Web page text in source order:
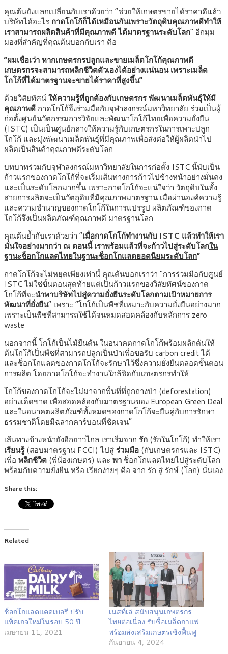
คุณต้นยังแลกเปลี่ยนกับเราด้วยว่า “ช่วยให้เกษตรขายได้ราคาดีแล้ว
บริษัทได้อะไร กาดโกโก้ก็ได้เหมือนกันเพราะวัตถุดิบคุณภาพดีทำให้
เราสามารถผลิตสินค้าที่มีคุณภาพดีได้มาตรฐานระดับโลก” อีกมุม
มองที่สำคัญที่คุณต้นบอกกับเรา คือ
“ผมเชื่อเว่า หากเกษตรกรปลูกและขายเมล็ดโกโก้คุณภาพดี
เกษตรกรจะสามารถพลิกชีวิตตัวเองได้อย่างแน่นอน เพราะเมล็ด
โกโก้ที่ได้มาตรฐานจะขายได้ราคาที่สูงขึ้น”
ด้วยวิสัยทัศน์ให้ความรู้ที่ถูกต้องกับเกษตรกรพัฒนาเมล็ดพันธุ์ให้มี
คุณภาพดี กาดโกโก้จึงร่วมมือกับจุฬาลงกรณ์มหาวิทยาลัย ร่วมเป็นผู้
ก่อตั้งศูนย์นวัตกรรมการวิจัยและพัฒนาโกโก้ไทยเพื่อความยั่งยืน
(ISTC) เป็นเป็นศูนย์กลางให้ความรู้กับเกษตรกรในการเพาะปลูก
โกโก้ และมุ่งพัฒนาเมล็ดพันธุ์ที่มีคุณภาพเพื่อส่งต่อให้ผู้ผลิตนำไป
ผลิตเป็นสินค้าคุณภาพดีระดับโลก
บทบาทร่วมกับจุฬาลงกรณ์มหาวิทยาลัยในการก่อตั้ง ISTC นี้นับเป็น
ก้าวแรกของกาดโกโก้ที่จะเริ่มเส้นทางการก้าวไปข้างหน้าอย่างมั่นคง
และเป็นระดับโลกมากขึ้น เพราะกาดโกโก้จะแน่ใจว่า วัตถุดิบในทั้ง
สายการผลิตจะเป็นวัตถุดิบที่มีคุณภาพมาตรฐาน เมื่อผ่านองค์ความรู้
และความชำนาญของกาดโกโก้ในการแปรรูป ผลิตภัณฑ์ของกาด
โกโก้จึงเป็นผลิตภัณฑ์คุณภาพดี มาตรฐานโลก
คุณต้นย้ำกับเราด้วยว่า “เมื่อกาดโกโก้ทำงานกับ ISTC แล้วทำให้เรา
มั่นใจอย่างมากว่า ณ ตอนนี้ เราพร้อมแล้วที่จะก้าวไปสู่ระดับโลกใน
ฐานะช็อกโกแลตไทยในฐานะช็อกโกแลตยอดนิยมระดับโลก”
กาดโกโก้จะไม่หยุดเพียงเท่านี้ คุณต้นบอกเราว่า “การร่วมมือกับศูนย์
ISTC ไม่ใช่ขั้นตอนสุดท้ายแต่เป็นก้าวแรกของวิสัยทัศน์ของกาด
โกโก้ที่จะนำพาบริษัทไปสู่ความยั่งยืนระดับโลกตามเป้าหมายการ
พัฒนาที่ยั่งยืน” เพราะ “โกโก้เป็นพืชที่เหมาะกับความยั่งยืนอย่างมาก
เพราะเป็นพืชที่สามารถใช้ได้จนหมดสอดคล้องกับหลักการ zero
waste
นอกจากนี้ โกโก้เป็นไม้ยืนต้น ในอนาคตกาดโกโก้พร้อมผลักดันให้
ต้นโกโก้เป็นพืชที่สามารถปลูกเป็นป่าเพื่อขอรับ carbon credit ได้
และช็อกโกแลตของกาดโกโก้จะรักษาไว้ซึ่งความยั่งยืนตลอดขั้นตอน
การผลิต โดยกาดโกโก้จะทำงานใกล้ชิดกับเกษตรกรทำให้
โกโก้ของกาดโกโก้จะไม่มาจากพื้นที่ที่ถูกถางป่า (deforestation)
อย่างเด็ดขาด เพื่อสอดคล้องกับมาตรฐานของ European Green Deal
และในอนาคตผลิตภัณฑ์ทั้งหมดของกาดโกโก้จะยืนคู่กับการรักษา
ธรรมชาติโดยมีฉลากคาร์บอนที่ชัดเจน”
เส้นทางข้างหน้ายังอีกยาวไกล เราเริ่มจาก รัก (รักในโกโก้) ทำให้เรา
เรียนรู้(สอบมาตรฐาน FCCI) ไปสู่ร่วมมือ (กับเกษตรกรและ ISTC)
เพื่อ พลิกชีวิต (พี่น้องเกษตร) และ พา ช็อกโกแลตไทยไปสู่ระดับโลก
พร้อมกับความยั่งยืน หรือ เรียกง่ายๆ คือ จาก รัก สู่ รักษ์ (โลก) นั่นเอง
Share this:
Related
ช็อกโกแลตแคดเบอรี ปรับ
แพ็คเกจใหม่ในรอบ 50 ปี
เมษายน 11, 2021
เนสท์เล่ สนับสนุนเกษตรกร
ไทยต่อเนื่อง รับซื้อเมล็ดกาแฟ
พร้อมส่งเสริมเกษตรเชิงฟื้นฟู
กันยายน 4, 2024